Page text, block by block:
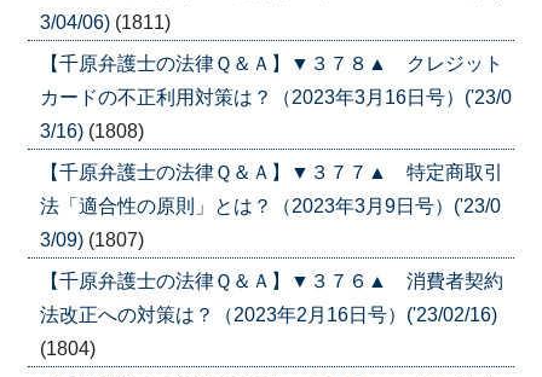
3/04/06) (1811)
【千原弁護士の法律Ｑ＆Ａ】▼３７８▲ クレジット
カードの不正利用対策は？（2023年3月16日号）('23/0
3/16) (1808)
【千原弁護士の法律Ｑ＆Ａ】▼３７７▲ 特定商取引
法「適合性の原則」とは？（2023年3月9日号）('23/0
3/09) (1807)
【千原弁護士の法律Ｑ＆Ａ】▼３７６▲ 消費者契約
法改正への対策は？（2023年2月16日号）('23/02/16)
(1804)